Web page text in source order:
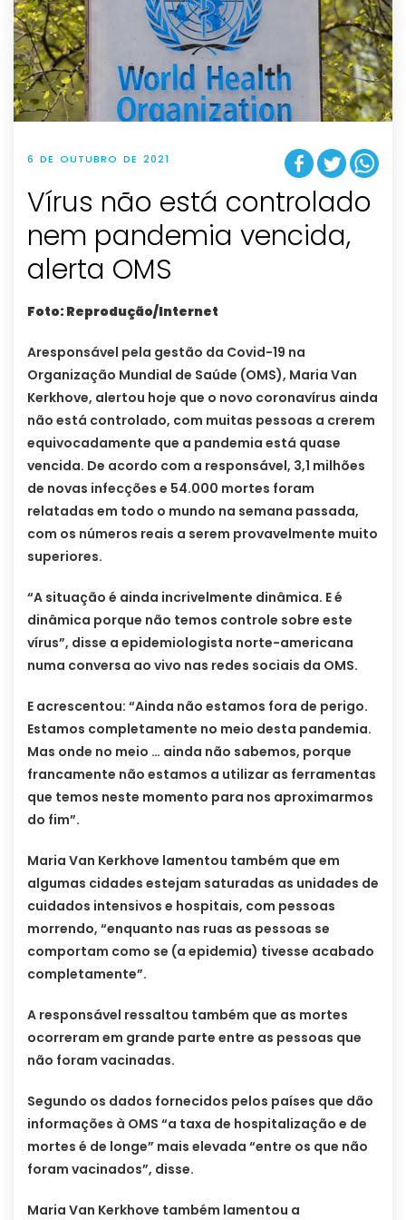
6 DE OUTUBRO DE 2021
Vírus não está controlado
nem pandemia vencida,
alerta OMS
Foto: Reprodução/Internet
Aresponsável pela gestão da Covid-19 na
Organização Mundial de Saúde (OMS), Maria Van
Kerkhove, alertou hoje que o novo coronavírus ainda
não está controlado, com muitas pessoas a crerem
equivocadamente que a pandemia está quase
vencida. De acordo com a responsável, 3,1 milhões
de novas infecções e 54.000 mortes foram
relatadas em todo o mundo na semana passada,
com os números reais a serem provavelmente muito
superiores.
“A situação é ainda incrivelmente dinâmica. E é
dinâmica porque não temos controle sobre este
vírus”, disse a epidemiologista norte-americana
numa conversa ao vivo nas redes sociais da OMS.
E acrescentou: “Ainda não estamos fora de perigo.
Estamos completamente no meio desta pandemia.
Mas onde no meio … ainda não sabemos, porque
francamente não estamos a utilizar as ferramentas
que temos neste momento para nos aproximarmos
do fim”.
Maria Van Kerkhove lamentou também que em
algumas cidades estejam saturadas as unidades de
cuidados intensivos e hospitais, com pessoas
morrendo, “enquanto nas ruas as pessoas se
comportam como se (a epidemia) tivesse acabado
completamente”.
A responsável ressaltou também que as mortes
ocorreram em grande parte entre as pessoas que
não foram vacinadas.
Segundo os dados fornecidos pelos países que dão
informações à OMS “a taxa de hospitalização e de
mortes é de longe” mais elevada “entre os que não
foram vacinados”, disse.
Maria Van Kerkhove também lamentou a